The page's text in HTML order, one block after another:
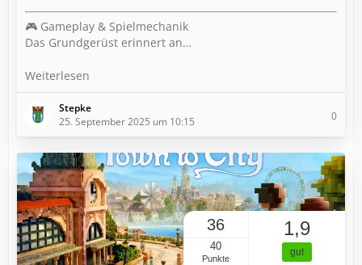
🎮 Gameplay & Spielmechanik
Das Grundgerüst erinnert an…
Weiterlesen
Stepke
25. September 2025 um 10:15
0
36
40
Punkte
1,9
gut